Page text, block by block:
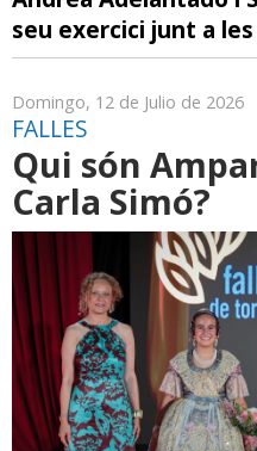
seu exercici junt a
Domingo, 12 de Julio de 2026
FALLES
Qui són
Carla Simó?